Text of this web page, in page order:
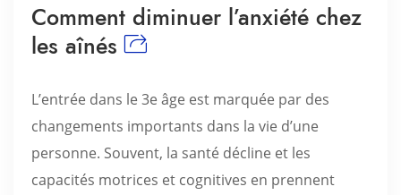
Comment diminuer l’anxiété chez
les aînés
L’entrée dans le 3e âge est marquée par des
changements importants dans la vie d’une
personne. Souvent, la santé décline et les
capacités motrices et cognitives en prennent